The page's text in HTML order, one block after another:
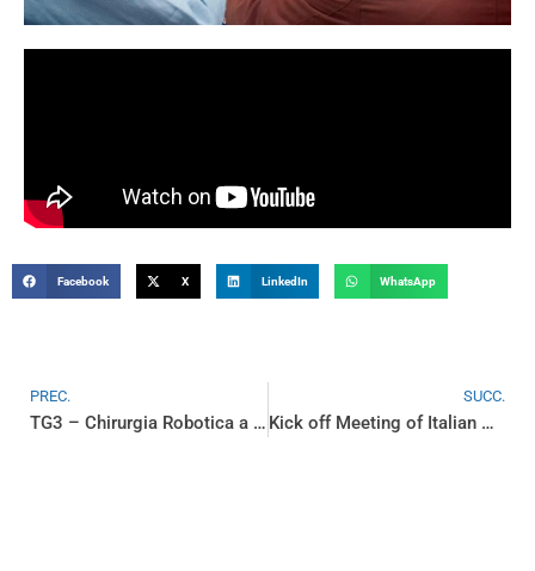
Facebook X LinkedIn WhatsApp
PREC.
TG3 – Chirurgia Robotica a Napoli un Polo all’Avanguardia
SUCC.
Kick off Meeting of Italian Club of Robotic Surgery, il corso dedicato allo sviluppo della chirurgia robotica in Italia